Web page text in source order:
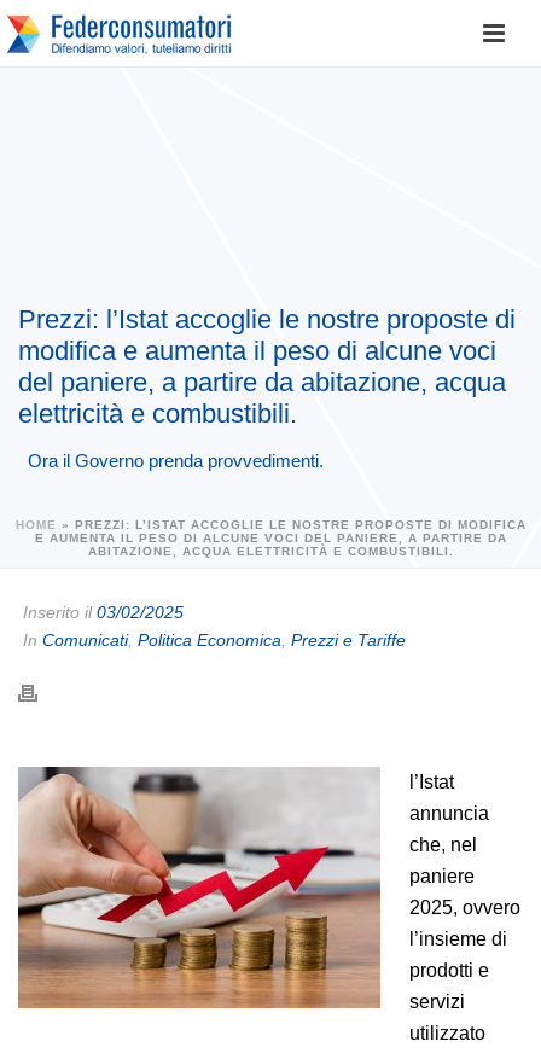
Prezzi: l’Istat accoglie le nostre proposte di
modifica e aumenta il peso di alcune voci
del paniere, a partire da abitazione, acqua
elettricità e combustibili.
Ora il Governo prenda provvedimenti.
HOME » PREZZI: L’ISTAT ACCOGLIE LE NOSTRE PROPOSTE DI MODIFICA
E AUMENTA IL PESO DI ALCUNE VOCI DEL PANIERE, A PARTIRE DA
ABITAZIONE, ACQUA ELETTRICITÀ E COMBUSTIBILI.
Inserito il03/02/2025
In Comunicati, Politica Economica Prezzi e Tariffe
l’Istat
annuncia
che, nel
paniere
2025, ovvero
l’insieme di
prodotti e
servizi
utilizzato